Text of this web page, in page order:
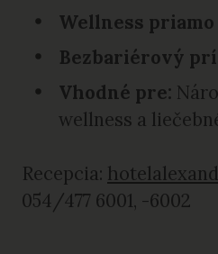
Wellness
Bezbariérový
Vhodné pre:
wellness a
Recepcia:
054/477 6001, -6002